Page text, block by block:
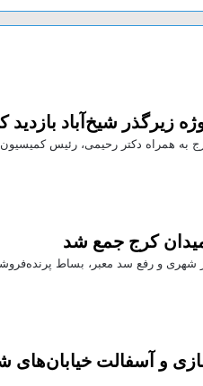
کرج جمع شد
شهری و رفع سد معبر، بساط
و آسفالت